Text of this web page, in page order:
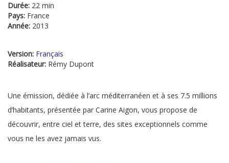
Durée: 22 min
Pays: France
Année: 2013
Version: Français
Réalisateur: Rémy Dupont
Une émission, dédiée à l’arc méditerranéen et à ses 7.5 millions
d’habitants, présentée par Carine Aigon, vous propose de
découvrir, entre ciel et terre, des sites exceptionnels comme
vous ne les avez jamais vus.